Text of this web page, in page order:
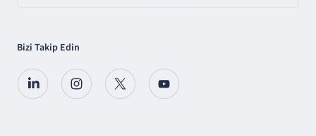
Bizi Takip Edin